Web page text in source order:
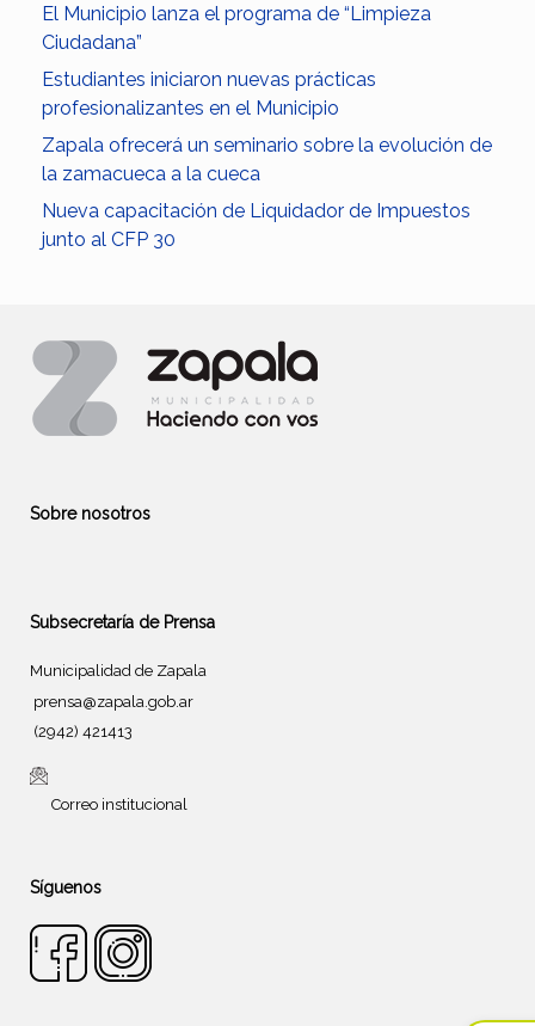
El Municipio lanza el programa de “Limpieza
Ciudadana”
Estudiantes iniciaron nuevas prácticas
profesionalizantes en el Municipio
Zapala ofrecerá un seminario sobre la evolución de
la zamacueca a la cueca
Nueva capacitación de Liquidador de Impuestos
junto al CFP 30
Sobre nosotros
Subsecretaría de Prensa
Municipalidad de Zapala
prensa@zapala.gob.ar
(2942) 421413
Correo institucional
Síguenos